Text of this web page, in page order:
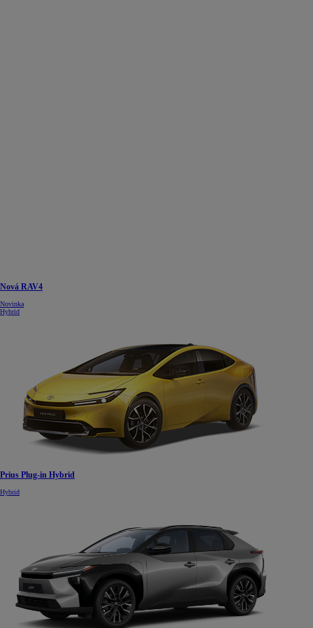
Nová RAV4
Novinka
Hybrid
Prius Plug-in Hybrid
Hybrid